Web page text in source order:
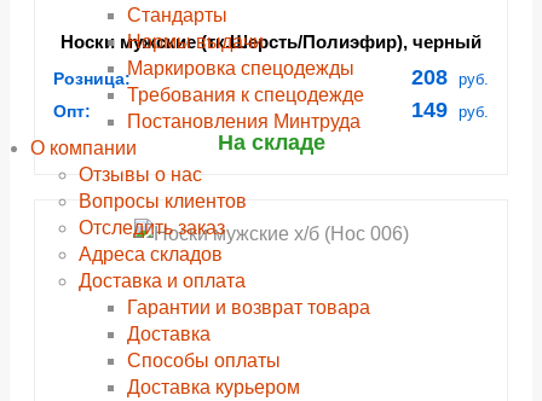
Cтандарты
Нормы выдачи
Маркировка спецодежды
Требования к спецодежде
Постановления Минтруда
О компании
Отзывы о нас
Вопросы клиентов
Отследить заказ
Адреса складов
Доставка и оплата
Гарантии и возврат товара
Доставка
Способы оплаты
Доставка курьером
Носки мужские (тк.Шерсть/Полиэфир), черный
Розница: 208 руб.
Опт: 149 руб.
На складе